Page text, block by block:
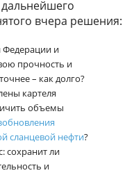
вчера решения:
Федерации и
прочность и
– как долго?
картеля
объемы
сланцевой нефти?
сохранит ли
и